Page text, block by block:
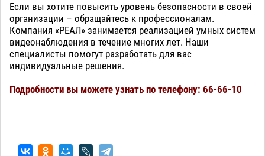
Если вы хотите повысить уровень безопасности в своей
организации – обращайтесь к профессионалам.
Компания «РЕАЛ» занимается реализацией умных систем
видеонаблюдения в течение многих лет. Наши
специалисты помогут разработать для вас
индивидуальные решения.
Подробности вы можете узнать по телефону: 66-66-10